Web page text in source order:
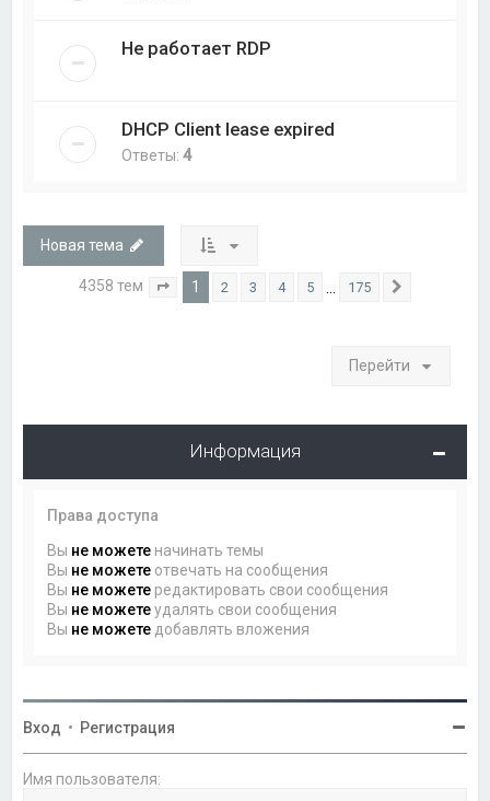
Не работает RDP
DHCP Client lease expired
Ответы:4
Новая тема
4358 тем Страница из 175
1 2 3 4 5 175
Перейти
Информация
Права доступа
Вы не можете начинать темы
Вы не можете отвечать на сообщения
Вы не можете редактировать свои сообщения
Вы не можетеудалять свои сообщения
Вы не можете добавлять вложения
Вход • Регистрация
Имя пользователя: